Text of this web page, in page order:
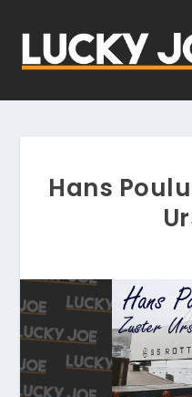
Hans